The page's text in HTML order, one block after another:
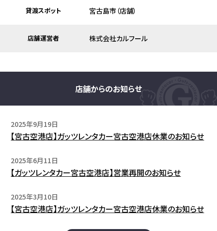
貸渡スポット 宮古島市（店舗）
店舗運営者 株式会社カルフール
店舗からのお知らせ
2025年9月19日
【宮古空港店】ガッツレンタカー宮古空港店休業のお知らせ
2025年6月11日
【ガッツレンタカー宮古空港店】営業再開のお知らせ
2025年3月10日
【宮古空港店】ガッツレンタカー宮古空港店休業のお知らせ